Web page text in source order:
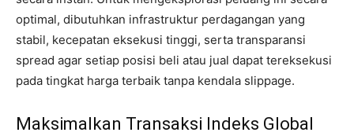
optimal, dibutuhkan infrastruktur perdagangan yang
stabil, kecepatan eksekusi tinggi, serta transparansi
spread agar setiap posisi beli atau jual dapat tereksekusi
pada tingkat harga terbaik tanpa kendala slippage.
Maksimalkan Transaksi Indeks Global